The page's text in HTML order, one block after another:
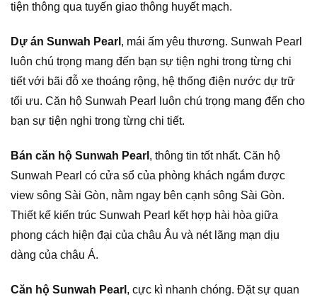
tiện thông qua tuyến giao thông huyết mạch.
Dự án Sunwah Pearl , mái ấm yêu thương. Sunwah Pearl
luôn chú trọng mang đến bạn sự tiện nghi trong từng chi
tiết với bãi đỗ xe thoáng rộng, hệ thống điện nước dự trữ
tối ưu. Căn hộ Sunwah Pearl luôn chú trọng mang đến cho
bạn sự tiện nghi trong từng chi tiết.
Bán căn hộ Sunwah Pearl , thông tin tốt nhất. Căn hộ
Sunwah Pearl có cửa sổ của phòng khách ngắm được
view sông Sài Gòn, nằm ngay bên cạnh sông Sài Gòn.
Thiết kế kiến trúc Sunwah Pearl kết hợp hài hòa giữa
phong cách hiện đại của châu Âu và nét lãng mạn dịu
dàng của châu Á.
Căn hộ Sunwah Pearl , cực kì nhanh chóng. Đặt sự quan